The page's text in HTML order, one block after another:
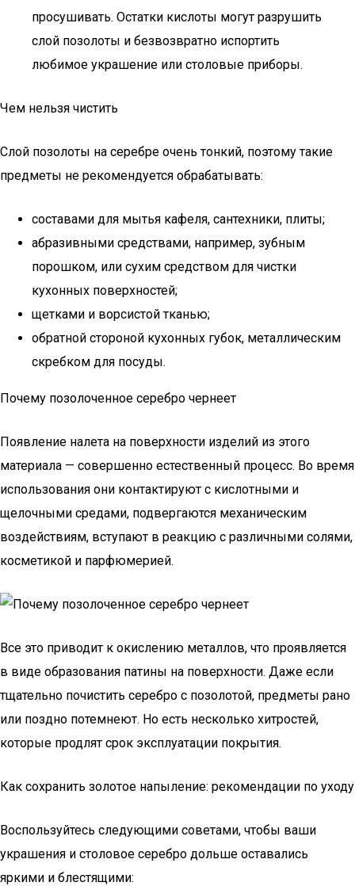
просушивать. Остатки кислоты могут разрушить
слой позолоты и безвозвратно испортить
любимое украшение или столовые приборы.
Чем нельзя чистить
Слой позолоты на серебре очень тонкий, поэтому такие
предметы не рекомендуется обрабатывать:
составами для мытья кафеля, сантехники, плиты;
абразивными средствами, например, зубным
порошком, или сухим средством для чистки
кухонных поверхностей;
щетками и ворсистой тканью;
обратной стороной кухонных губок, металлическим
скребком для посуды.
Почему позолоченное серебро чернеет
Появление налета на поверхности изделий из этого
материала — совершенно естественный процесс. Во время
использования они контактируют с кислотными и
щелочными средами, подвергаются механическим
воздействиям, вступают в реакцию с различными солями,
косметикой и парфюмерией.
Все это приводит к окислению металлов, что проявляется
в виде образования патины на поверхности. Даже если
тщательно почистить серебро с позолотой, предметы рано
или поздно потемнеют. Но есть несколько хитростей,
которые продлят срок эксплуатации покрытия.
Как сохранить золотое напыление: рекомендации по уходу
Воспользуйтесь следующими советами, чтобы ваши
украшения и столовое серебро дольше оставались
яркими и блестящими: